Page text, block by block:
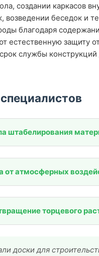
создании каркасов
возведении беседок и
благодаря
естественную защиту
службы
штабелирования
от атмосферных
торцевого
доски для